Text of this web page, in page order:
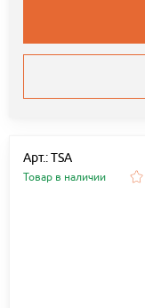
Арт.: TSA
Товар в наличии